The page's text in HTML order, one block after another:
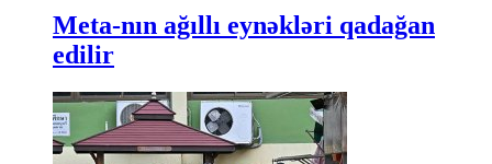
Meta-nın ağıllı eynəkləri qadağan
edilir